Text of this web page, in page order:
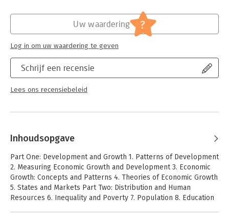
Schrijf een recensie
Lees ons recensiebeleid
Uw waardering ?
Log in om uw waardering te geven
Inhoudsopgave
Part One: Development and Growth 1. Patterns of Development
2. Measuring Economic Growth and Development 3. Economic
Growth: Concepts and Patterns 4. Theories of Economic Growth
5. States and Markets Part Two: Distribution and Human
Resources 6. Inequality and Poverty 7. Population 8. Education